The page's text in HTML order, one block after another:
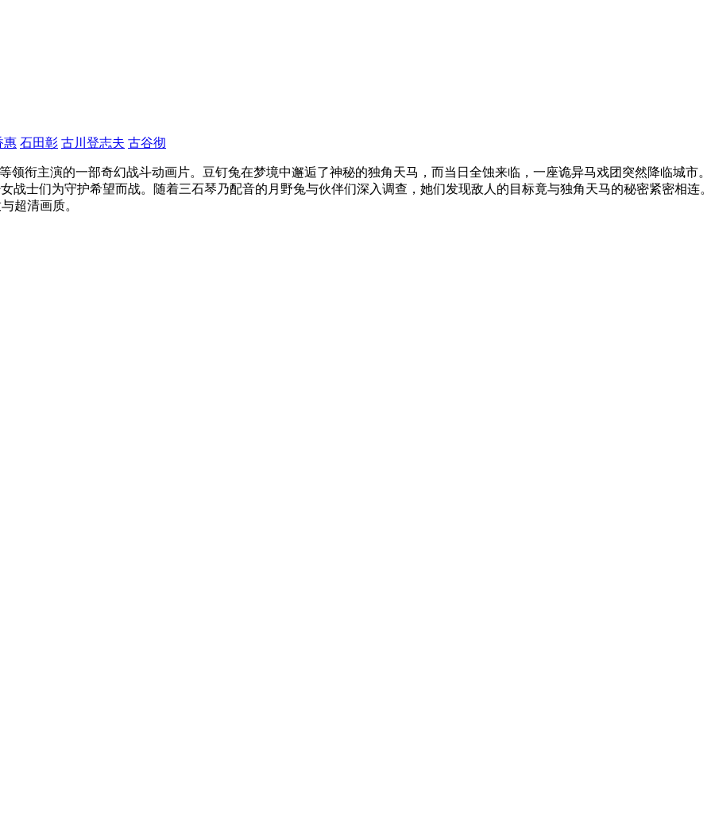
惠 石田彰 古川登志夫 古谷彻
领衔主演的一部奇幻战斗动画片。豆钉兔在梦境中邂逅了神秘的独角天马，而当日全蚀来临，一座诡异马戏团突然降临城市。
战士们为守护希望而战。随着三石琴乃配音的月野兔与伙伴们深入调查，她们发现敌人的目标竟与独角天马的秘密紧密相连。
超清画质。